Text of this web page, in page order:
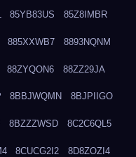
85YB83US 85Z8IMBR
885XXWB7 8893NQNM
88ZYQON6 88ZZ29JA
8BBJWQMN 8BJPIIGO
8BZZZWSD 8C2C6QL5
8CUCG2I2 8D8ZOZI4